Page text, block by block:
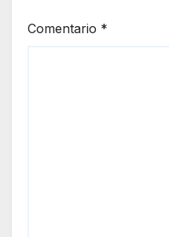
Comentario *